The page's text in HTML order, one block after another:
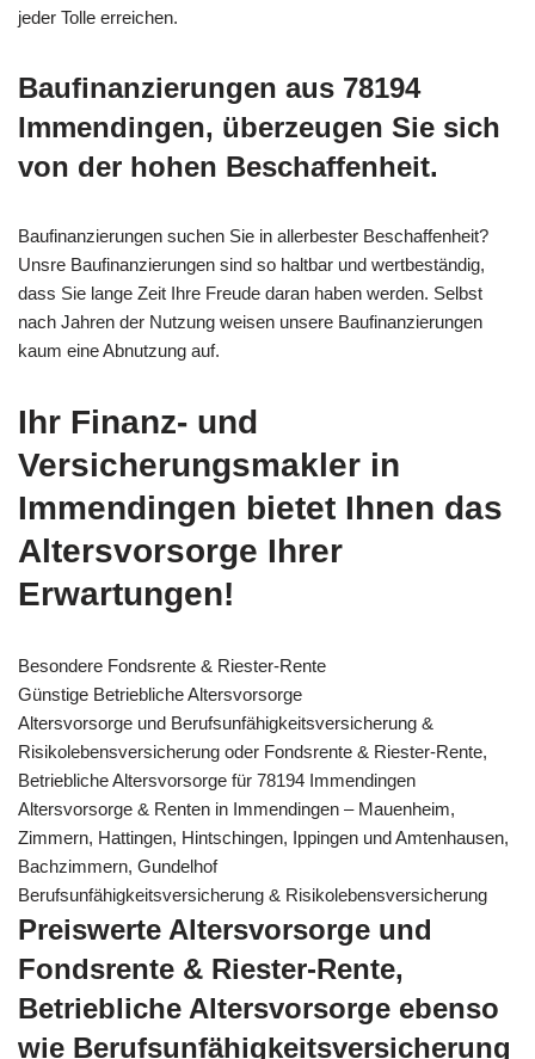
jeder Tolle erreichen.
Baufinanzierungen aus 78194
Immendingen, überzeugen Sie sich
von der hohen Beschaffenheit.
Baufinanzierungen suchen Sie in allerbester Beschaffenheit?
Unsre Baufinanzierungen sind so haltbar und wertbeständig,
dass Sie lange Zeit Ihre Freude daran haben werden. Selbst
nach Jahren der Nutzung weisen unsere Baufinanzierungen
kaum eine Abnutzung auf.
Ihr Finanz- und
Versicherungsmakler in
Immendingen bietet Ihnen das
Altersvorsorge Ihrer
Erwartungen!
Besondere Fondsrente & Riester-Rente
Günstige Betriebliche Altersvorsorge
Altersvorsorge und Berufsunfähigkeitsversicherung &
Risikolebensversicherung oder Fondsrente & Riester-Rente,
Betriebliche Altersvorsorge für 78194 Immendingen
Altersvorsorge & Renten in Immendingen – Mauenheim,
Zimmern, Hattingen, Hintschingen, Ippingen und Amtenhausen,
Bachzimmern, Gundelhof
Berufsunfähigkeitsversicherung & Risikolebensversicherung
Preiswerte Altersvorsorge und
Fondsrente & Riester-Rente,
Betriebliche Altersvorsorge ebenso
wie Berufsunfähigkeitsversicherung